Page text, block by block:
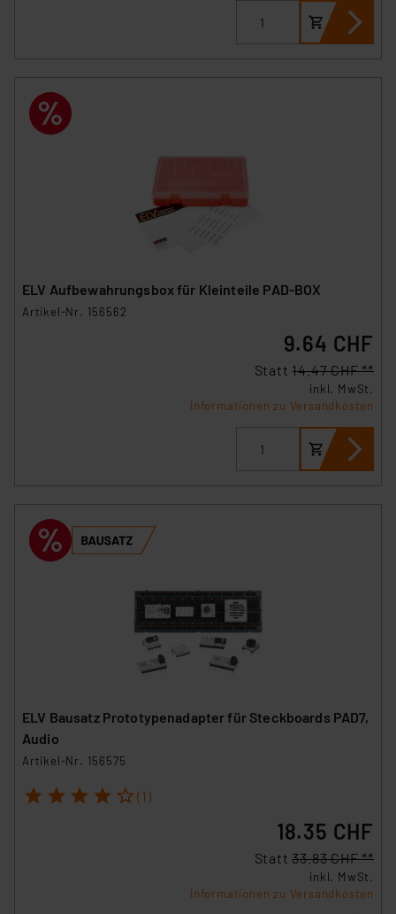
Impressum
ELV Aufbewahrungsbox für Kleinteile PAD-BOX
Artikel-Nr. 156562
9.64 CHF
Statt14.47 CHF **
inkl. MwSt.
Informationen zu Versandkosten
ELV Bausatz Prototypenadapter für Steckboards PAD7,
Audio
Artikel-Nr. 156575
1 2 3 4 5 (1)
18.35 CHF
Statt33.83 CHF **
inkl. MwSt.
Informationen zu Versandkosten